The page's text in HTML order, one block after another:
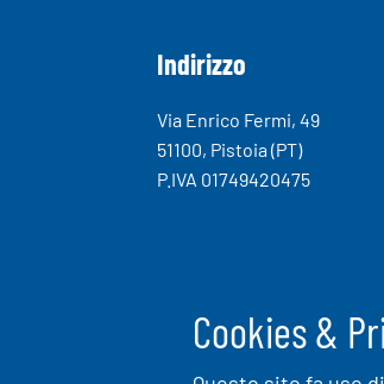
Indirizzo
Via Enrico Fermi, 49
51100, Pistoia (PT)
P.IVA 01749420475
Cookies &